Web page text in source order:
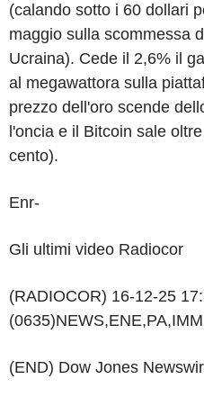
(calando sotto i 60 dollari
maggio sulla scommessa
Ucraina). Cede il 2,6% il
al megawattora sulla
prezzo dell'oro scende
l'oncia e il Bitcoin sale
cento).
Enr-
Gli ultimi video Radiocor
(RADIOCOR) 16-12-25
(END) Dow Jones